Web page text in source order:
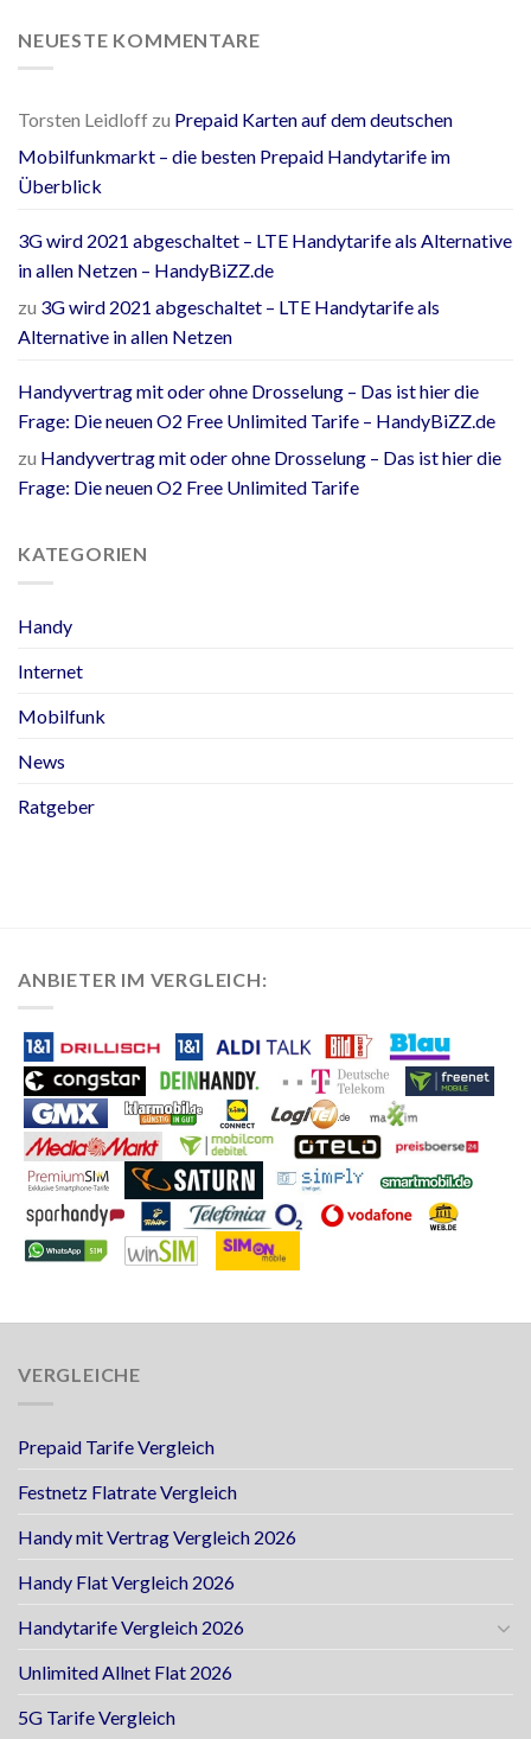
NEUESTE KOMMENTARE
Torsten Leidloff zu Prepaid Karten auf dem deutschen
Mobilfunkmarkt – die besten Prepaid Handytarife im
Überblick
3G wird 2021 abgeschaltet – LTE Handytarife als Alternative
in allen Netzen – HandyBiZZ.de
zu 3G wird 2021 abgeschaltet – LTE Handytarife als
Alternative in allen Netzen
Handyvertrag mit oder ohne Drosselung – Das ist hier die
Frage: Die neuen O2 Free Unlimited Tarife – HandyBiZZ.de
zu Handyvertrag mit oder ohne Drosselung – Das ist hier die
Frage: Die neuen O2 Free Unlimited Tarife
KATEGORIEN
Handy
Internet
Mobilfunk
News
Ratgeber
ANBIETER IM VERGLEICH:
VERGLEICHE
Prepaid Tarife Vergleich
Festnetz Flatrate Vergleich
Handy mit Vertrag Vergleich 2026
Handy Flat Vergleich 2026
Handytarife Vergleich 2026
Unlimited Allnet Flat 2026
5G Tarife Vergleich